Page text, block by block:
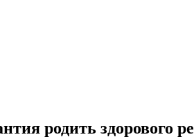
родить здорового